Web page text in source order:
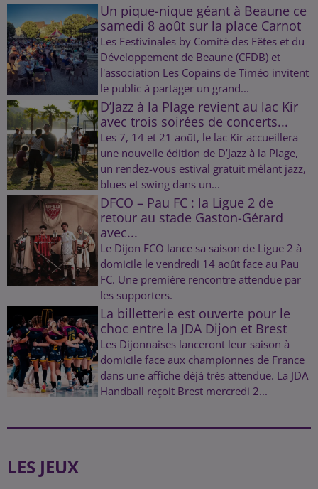
Un pique-nique géant à Beaune ce
samedi 8 août sur la place Carnot
Les Festivinales by Comité des Fêtes et du
Développement de Beaune (CFDB) et
l'association Les Copains de Timéo invitent
le public à partager un grand...
D’Jazz à la Plage revient au lac Kir
avec trois soirées de concerts...
Les 7, 14 et 21 août, le lac Kir accueillera
une nouvelle édition de D’Jazz à la Plage,
un rendez-vous estival gratuit mêlant jazz,
blues et swing dans un...
DFCO – Pau FC : la Ligue 2 de
retour au stade Gaston-Gérard
avec...
Le Dijon FCO lance sa saison de Ligue 2 à
domicile le vendredi 14 août face au Pau
FC. Une première rencontre attendue par
les supporters.
La billetterie est ouverte pour le
choc entre la JDA Dijon et Brest
Les Dijonnaises lanceront leur saison à
domicile face aux championnes de France
dans une affiche déjà très attendue. La JDA
Handball reçoit Brest mercredi 2...
LES JEUX